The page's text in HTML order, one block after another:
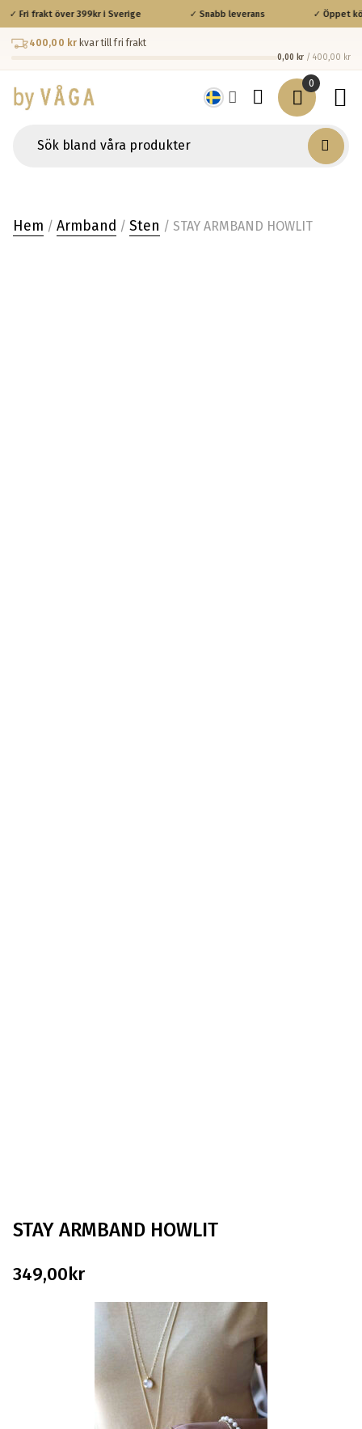
✓ Fri frakt över 399kr i Sverige ✓ Snabb leverans ✓ Öppet
400,00 kr kvar till fri frakt
0,00 kr / 400,00 kr
0
Hem / Armband / Sten / STAY ARMBAND HOWLIT
STAY ARMBAND HOWLIT
349,00kr